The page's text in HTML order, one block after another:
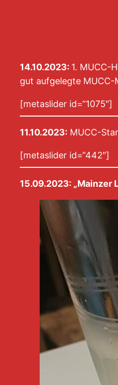
14.10.2023: 1. MUCC-
gut aufgelegte
[metaslider id=“1075″]
11.10.2023: MUCC-
[metaslider id=“442″]
15.09.2023: „Mainzer